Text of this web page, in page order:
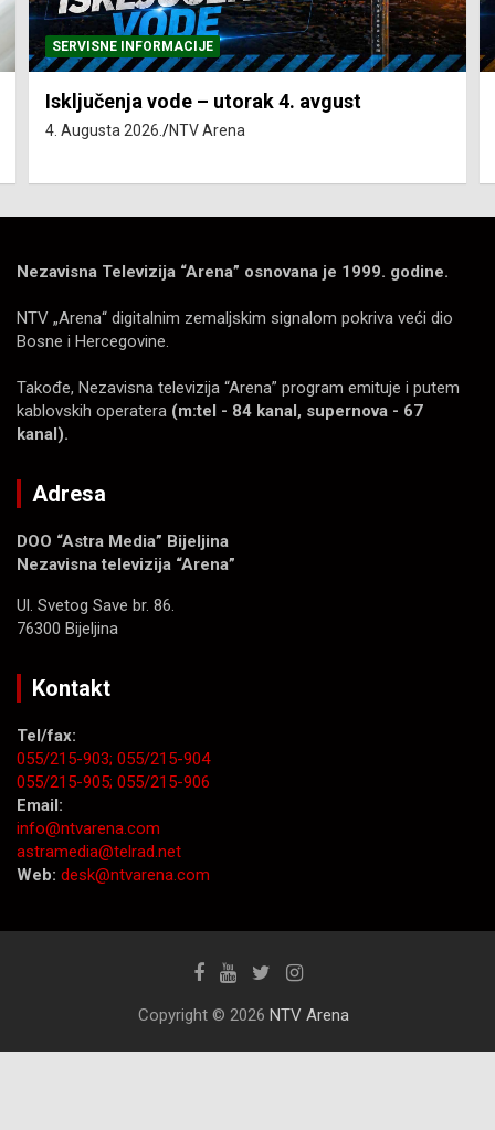
SERVISNE INFORMACIJE
Isključenja vode – utorak 4. avgust
4. Augusta 2026. NTV Arena
Nezavisna Televizija “Arena” osnovana je 1999. godine.
NTV „Arena“ digitalnim zemaljskim signalom pokriva veći dio
Bosne i Hercegovine.
Takođe, Nezavisna televizija “Arena” program emituje i putem
kablovskih operatera (m:tel - 84 kanal, supernova - 67
kanal).
Adresa
DOO “Astra Media” Bijeljina
Nezavisna televizija “Arena”
Ul. Svetog Save br. 86.
76300 Bijeljina
Kontakt
Tel/fax:
055/215-903; 055/215-904
055/215-905; 055/215-906
Email:
info@ntvarena.com
astramedia@telrad.net
Web: desk@ntvarena.com
Copyright © 2026 NTV Arena